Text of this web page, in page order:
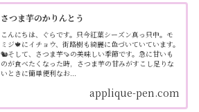
さつま芋のかりんとう
こんにちは、ぐらです。只今紅葉シーズン真っ只中。モ
ミジ🍁にイチョウ、街路樹も綺麗に色づいていています。
🐿そして、さつま芋🍠の美味しい季節です。急に甘いも
のが食べたくなった時，さつま芋の甘みがすこし足りな
いときに簡単便利なお...
applique-pen.com